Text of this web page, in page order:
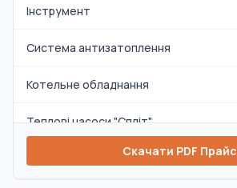
Інструмент
Система антизатоплення
Котельне обладнання
Теплові насоси "Спліт"
Змішувачі та аксесуариСкачати PDF Прайс